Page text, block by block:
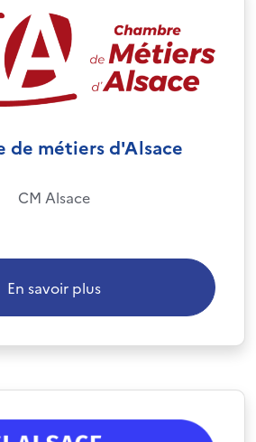
de métiers d'Alsace
CM Alsace
En savoir plus